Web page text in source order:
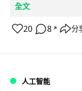
全文
20 8 ↗ 分
人工智能